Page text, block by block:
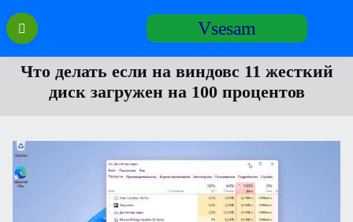
Перейти
содержанию
Vsesam
Что делать если на виндовс 11 жесткий
диск загружен на 100 процентов